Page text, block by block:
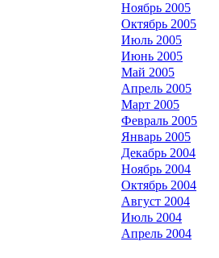
Ноябрь 2005
Октябрь 2005
Июль 2005
Июнь 2005
Май 2005
Апрель 2005
Март 2005
Февраль 2005
Январь 2005
Декабрь 2004
Ноябрь 2004
Октябрь 2004
Август 2004
Июль 2004
Апрель 2004